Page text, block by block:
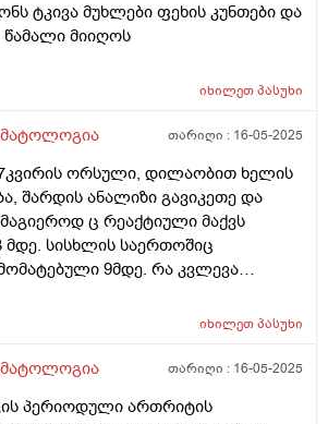
ტკივა მუხლები ფეხის კუნთები და
წამალი მიიღოს
იხილეთპასუხი
თარიღი : 16-05-2025
ორსული, დილაობით ხელის
შარდის ანალიზი გავიკეთე და
ც რეაქტიული მაქვს
მდე. სისხლის საერთოშიც
9მდე. რა კვლევა
იხილეთპასუხი
თარიღი : 16-05-2025
პერიოდული ართრიტის